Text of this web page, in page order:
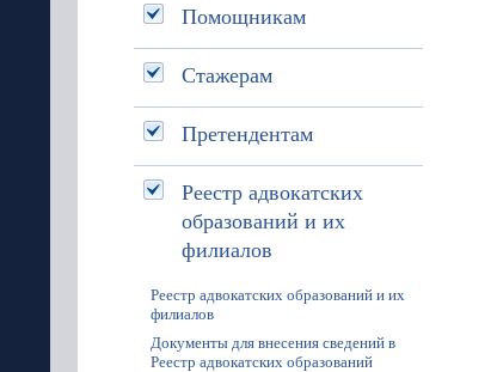
Помощникам
Стажерам
Претендентам
Реестр адвокатских
образований и их
филиалов
Реестр адвокатских образований и их
филиалов
Документы для внесения сведений в
Реестр адвокатских образований